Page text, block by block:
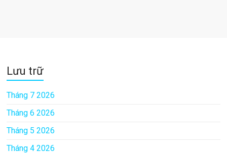
Lưu trữ
Tháng 7 2026
Tháng 6 2026
Tháng 5 2026
Tháng 4 2026